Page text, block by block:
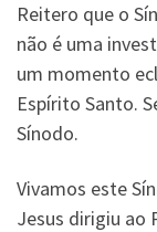
Reitero que o
não é uma
um momento
Espírito Santo.
Sínodo.
Vivamos este
Jesus dirigiu ao